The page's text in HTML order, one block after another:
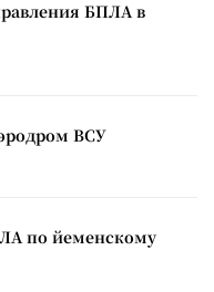
БПЛА в
ВСУ
по йеменскому